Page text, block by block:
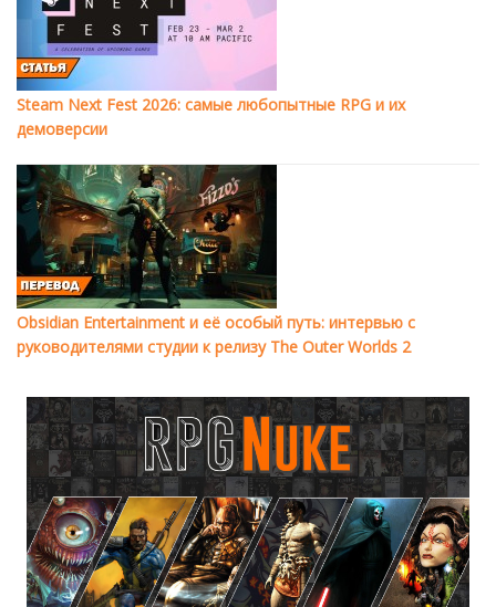
Steam Next Fest 2026: самые любопытные RPG и их
демоверсии
Obsidian Entertainment и её особый путь: интервью с
руководителями студии к релизу The Outer Worlds 2